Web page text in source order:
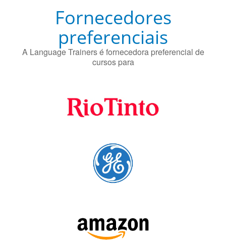
preferenciais
A Language Trainers é fornecedora preferencial de
cursos para